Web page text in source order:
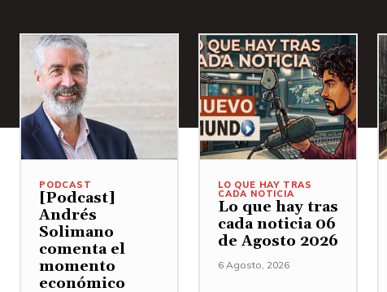
PODCAST
[Podcast]
Andrés
Solimano
comenta el
momento
económico
LO QUE HAY TRAS
CADA NOTICIA
Lo que hay tras
cada noticia 06
de Agosto 2026
6 Agosto, 2026